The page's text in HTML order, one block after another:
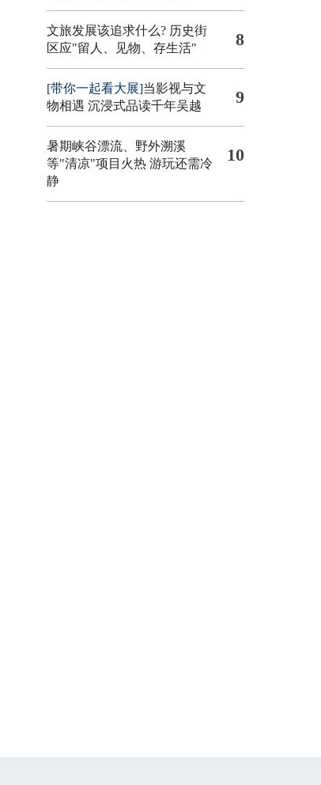
文旅发展该追求什么? 历史街
区应"留人、见物、存生活"
8
[带你一起看大展]当影视与文
物相遇 沉浸式品读千年吴越
9
暑期峡谷漂流、野外溯溪
等"清凉"项目火热 游玩还需冷
静
10